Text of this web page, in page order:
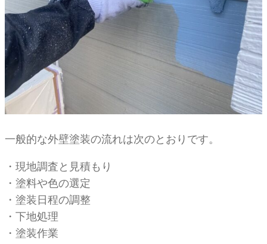
一般的な外壁塗装の流れは次のとおりです。
・現地調査と見積もり
・塗料や色の選定
・塗装日程の調整
・下地処理
・塗装作業